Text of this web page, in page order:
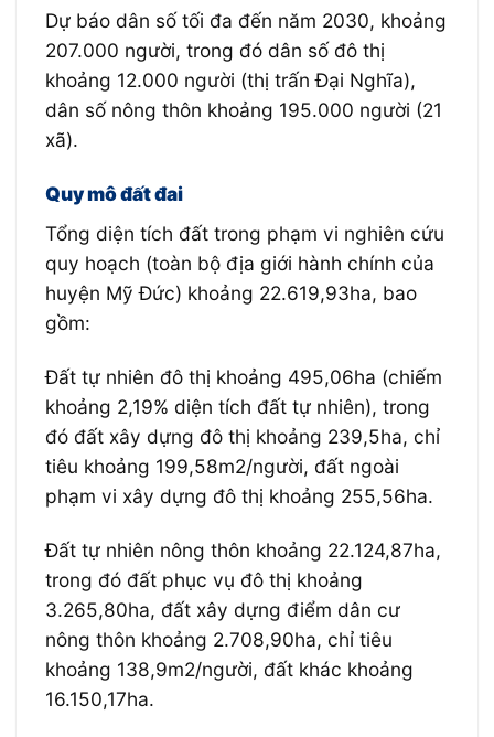
Dự báo dân số tối đa đến năm 2030, khoảng
207.000 người, trong đó dân số đô thị
khoảng 12.000 người (thị trấn Đại Nghĩa),
dân số nông thôn khoảng 195.000 người (21
xã).
Quy mô đất đai
Tổng diện tích đất trong phạm vi nghiên cứu
quy hoạch (toàn bộ địa giới hành chính của
huyện Mỹ Đức) khoảng 22.619,93ha, bao
gồm:
Đất tự nhiên đô thị khoảng 495,06ha (chiếm
khoảng 2,19% diện tích đất tự nhiên), trong
đó đất xây dựng đô thị khoảng 239,5ha, chỉ
tiêu khoảng 199,58m2/người, đất ngoài
phạm vi xây dựng đô thị khoảng 255,56ha.
Đất tự nhiên nông thôn khoảng 22.124,87ha,
trong đó đất phục vụ đô thị khoảng
3.265,80ha, đất xây dựng điểm dân cư
nông thôn khoảng 2.708,90ha, chỉ tiêu
khoảng 138,9m2/người, đất khác khoảng
16.150,17ha.